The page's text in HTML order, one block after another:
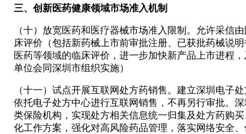
三、创新医药健康领域市场准入机制
（十）放宽医药和医疗器械市场准入限制。允许采信
床评价（包括新药械上市前审批注册、已获批药械说
医药等领域的临床评价，进一步加快新产品上市进程
单位会同深圳市组织实施）
（十一）试点开展互联网处方药销售。建立深圳电子
依托电子处方中心进行互联网销售，不再另行审批。
类保险机构，实现处方相关信息统一归集及处方药购
化工作方案，强化对高风险药品管理，落实网络安全